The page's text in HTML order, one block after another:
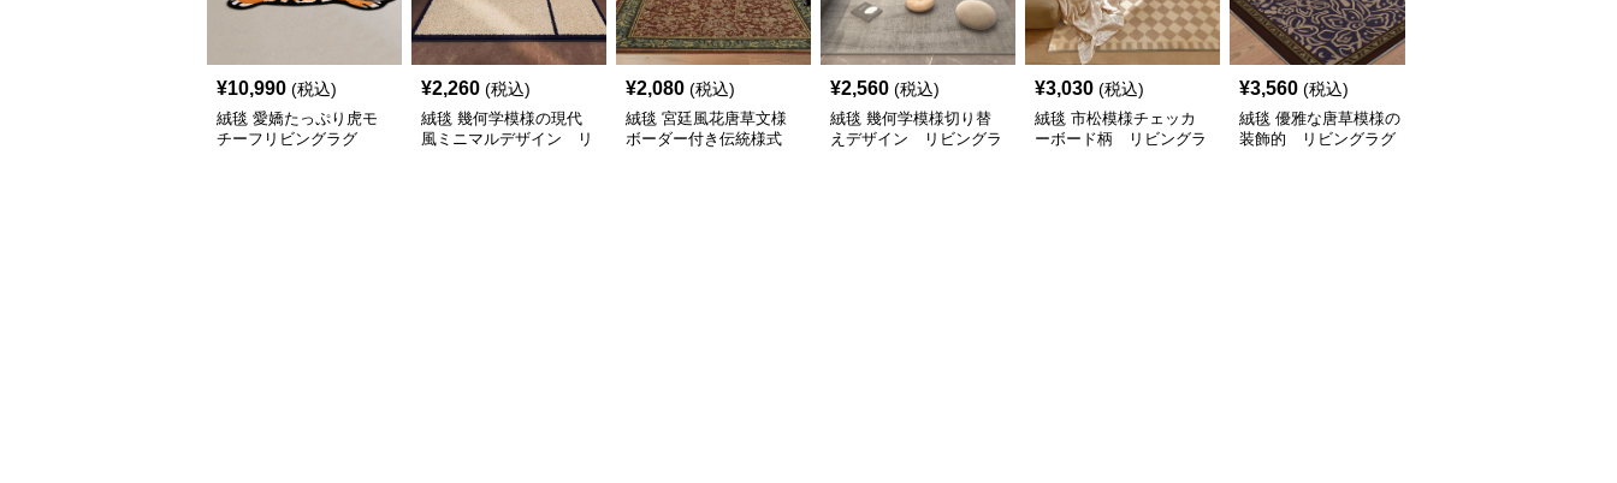
¥10,990 (税込)
絨毯 愛嬌たっぷり虎モ
チーフリビングラグ
¥2,260 (税込)
絨毯 幾何学模様の現代
風ミニマルデザイン リ
¥2,080 (税込)
絨毯 宮廷風花唐草文様
ボーダー付き伝統様式
¥2,560 (税込)
絨毯 幾何学模様切り替
えデザイン リビングラ
¥3,030 (税込)
絨毯 市松模様チェッカ
ーボード柄 リビングラ
¥3,560 (税込)
絨毯 優雅な唐草模様の
装飾的 リビングラグ